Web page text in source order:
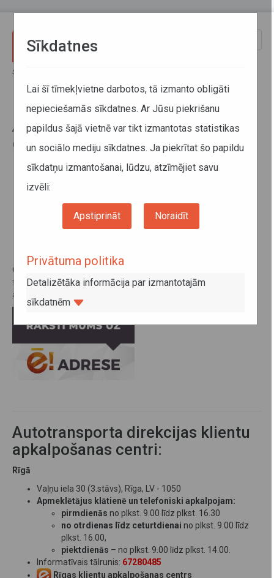
Sākums
ATD galvenais birojs (KAC
darbalaikus skatīt zemāk)
Vaļņu iela 30 (2., 3.stāvs), Rīga, LV - 1050
Darba laiks: no pirmdienas līdz ceturtdienai no plkst.
8.00 līdz 17.00, piektdienās no plkst. 8.00 līdz 14.30.
Autotransporta direkcijas valde apmeklētājus pieņem pēc
Gadījumos, kad
fiziskajām personām
fiziskās personas datus un citu aizsargājamu informāciju, arī
aicinām izmantot e-adresi:
Autotransporta direkcijas klientu
apkalpošanas centri:
Rīgā
Vaļņu iela 30 (3.stāvs), Rīga, LV - 1050
Apmeklētājus klātienē un telefoniski apkalpojam:
pirmdienās no plkst. 9.00 līdz plkst. 16.30
no otrdienas līdz ceturtdienai no plkst. 9.00 līdz
plkst. 16.00,
piektdienās – no plkst. 9.00 līdz plkst. 14.00.
Informatīvais tālrunis: 67280485
Rīgas klientu apkalpošanas centrs
Sīkdatnes
Lai šī tīmekļvietne darbotos, tā izmanto obligāti
nepieciešamās sīkdatnes. Ar Jūsu piekrišanu
papildus šajā vietnē var tikt izmantotas statistikas
un sociālo mediju sīkdatnes. Ja piekrītat šo papildu
sīkdatņu izmantošanai, lūdzu, atzīmējiet savu
izvēli:
Apstiprināt Noraidīt
Privātuma politika
Detalizētāka informācija par izmantotajām
sīkdatnēm